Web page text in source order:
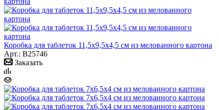
Коробка для таблеток 11,5х9,5х4,5 см из мелованного картона
Арт.: B25746
Заказать